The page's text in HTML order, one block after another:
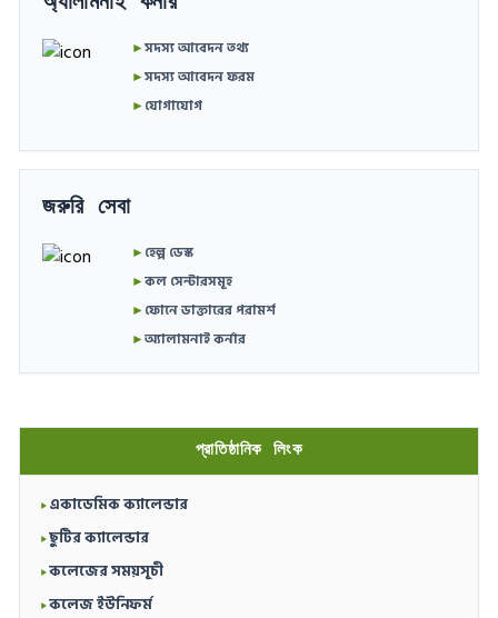
►সদস্য আবেদন তথ্য
►সদস্য আবেদন ফরম
►যোগাযোগ
জরুরি সেবা
►হেল্প ডেস্ক
►কল সেন্টারসমূহ
►ফোনে ডাক্তারের পরামর্শ
►অ্যালামনাই কর্নার
প্রাতিষ্ঠানিক লিংক
একাডেমিক ক্যালেন্ডার
ছুটির ক্যালেন্ডার
কলেজের সময়সূচী
কলেজ ইউনিফর্ম